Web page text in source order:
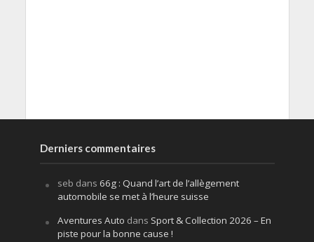
Derniers commentaires
seb dans 66g : Quand l’art de l’allègement
automobile se met à l’heure suisse
Aventures Auto dans Sport & Collection 2026 – En
piste pour la bonne cause !